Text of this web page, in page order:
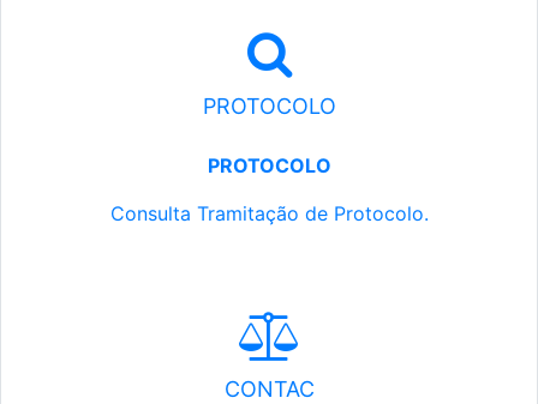
PROTOCOLO
PROTOCOLO
Consulta Tramitação de Protocolo.
CONTAC